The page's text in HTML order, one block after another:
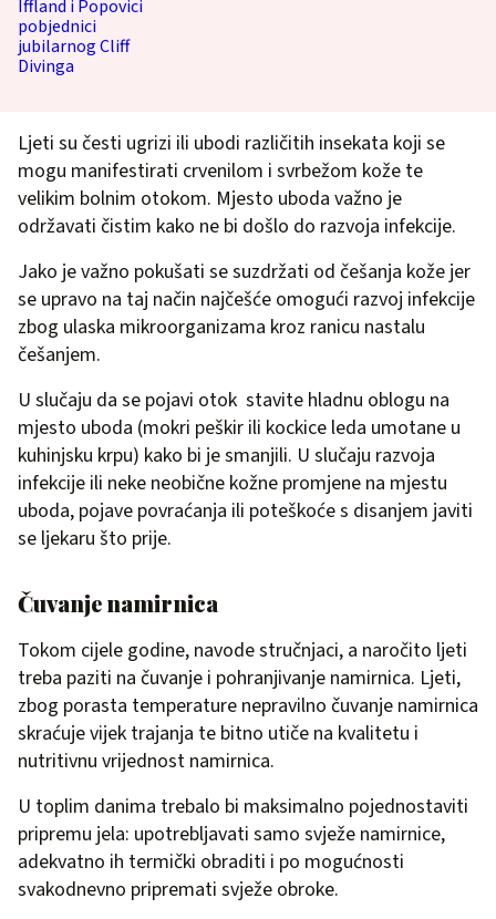
Ljeti su česti ugrizi ili ubodi različitih insekata koji se
mogu manifestirati crvenilom i svrbežom kože te
velikim bolnim otokom. Mjesto uboda važno je
održavati čistim kako ne bi došlo do razvoja infekcije.
Jako je važno pokušati se suzdržati od češanja kože jer
se upravo na taj način najčešće omogući razvoj infekcije
zbog ulaska mikroorganizama kroz ranicu nastalu
češanjem.
U slučaju da se pojavi otok stavite hladnu oblogu na
mjesto uboda (mokri peškir ili kockice leda umotane u
kuhinjsku krpu) kako bi je smanjili. U slučaju razvoja
infekcije ili neke neobične kožne promjene na mjestu
uboda, pojave povraćanja ili poteškoće s disanjem javiti
se ljekaru što prije.
Čuvanje namirnica
Tokom cijele godine, navode stručnjaci, a naročito ljeti
treba paziti na čuvanje i pohranjivanje namirnica. Ljeti,
zbog porasta temperature nepravilno čuvanje namirnica
skraćuje vijek trajanja te bitno utiče na kvalitetu i
nutritivnu vrijednost namirnica.
U toplim danima trebalo bi maksimalno pojednostaviti
pripremu jela: upotrebljavati samo svježe namirnice,
adekvatno ih termički obraditi i po mogućnosti
svakodnevno pripremati svježe obroke.